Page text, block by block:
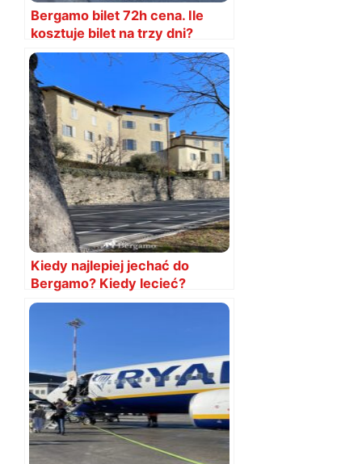
Bergamo bilet 72h cena. Ile
kosztuje bilet na trzy dni?
Kiedy najlepiej jechać do
Bergamo? Kiedy lecieć?